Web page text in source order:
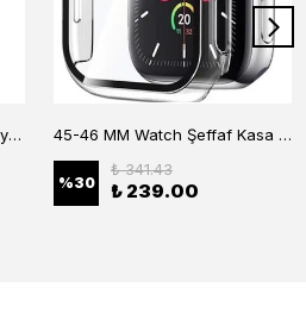
45-46 MM Watch Ekran Koruyucu 45-46 MM Watch Şeffaf Kasa Koruyucu
%30
₺ 341.43
₺ 239.00